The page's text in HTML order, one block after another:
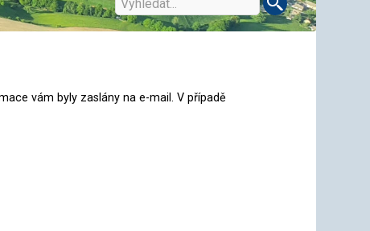
vám byly zaslány na e-mail. V případě